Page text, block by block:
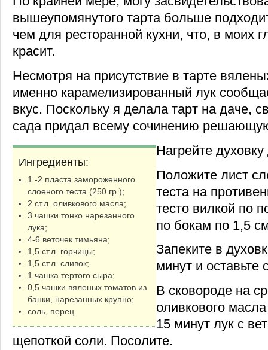
вышеупомянутого тарта больше
чем для ресторанной кухни, что, в моих
красит.
Несмотря на присутствие в тарте
именно карамелизированный лук
вкус. Поскольку я делала тарт на даче,
сада придал всему сочинению
Ингредиенты:
1 -2 пласта замороженного
слоеного теста (250 гр.);
2 ст.л. оливкового масла;
3 чашки тонко нарезанного
лука;
4-6 веточек тимьяна;
1,5 ст.л. горчицы;
1,5 ст.л. сливок;
1 чашка тертого сыра;
0,5 чашки вяленых томатов из
банки, нарезанных крупно;
соль, перец
Нагрейте
Положите лист
теста на
тесто вилкой по
по бокам по 1,5
Запеките в
минут и оставьте
В сковороде на
оливкового
15 минут лук с
щепоткой соли. Посолите.